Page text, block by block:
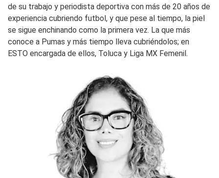
de su trabajo y periodista deportiva con más de 20 años de
experiencia cubriendo futbol, y que pese al tiempo, la piel
se sigue enchinando como la primera vez. La que más
conoce a Pumas y más tiempo lleva cubriéndolos; en
ESTO encargada de ellos, Toluca y Liga MX Femenil.